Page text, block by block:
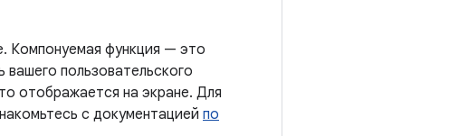
Компонуемая функция — это
пользовательского
отображается на экране. Для
с документацией по